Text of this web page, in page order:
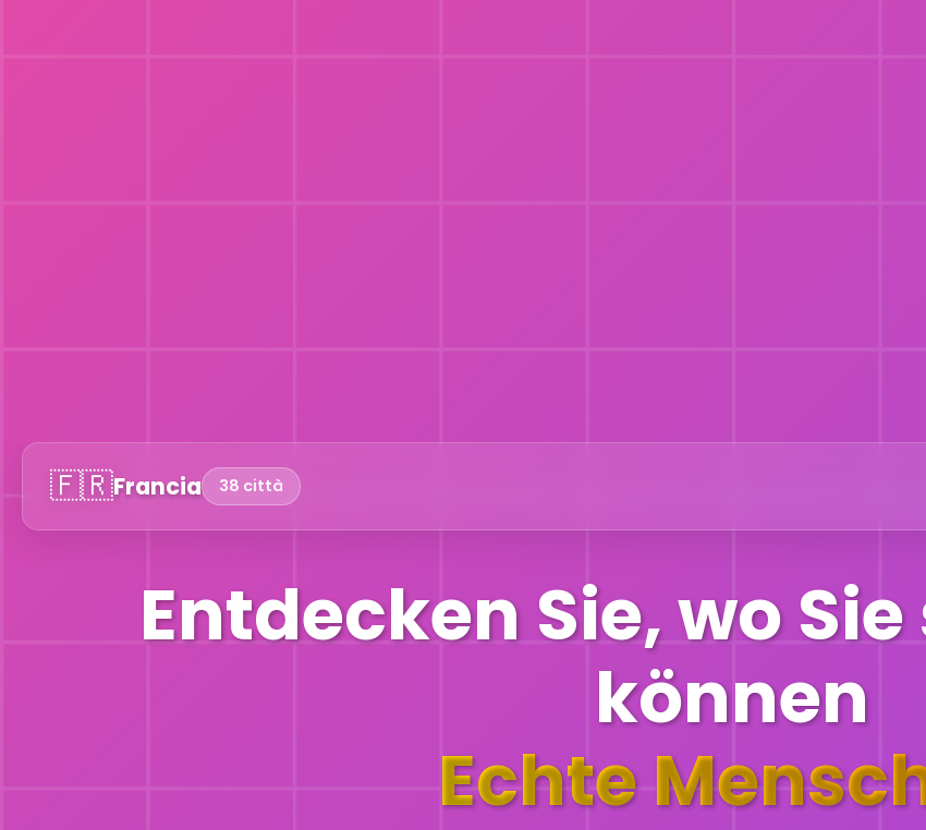
🇫🇷Francia 38 città
Entdecken Sie, wo
können
Echte